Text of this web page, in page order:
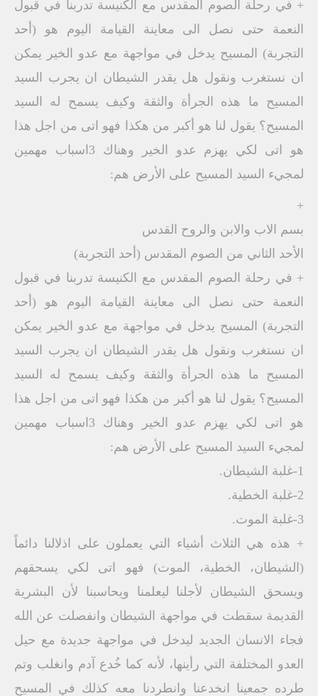
+ في رحلة الصوم المقدس مع الكنيسة تدربنا في قبول
النعمة حتى نصل الى معاينة القيامة اليوم هو (أحد
التجربة) المسيح يدخل في مواجهة مع عدو الخير يمكن
ان نستغرب ونقول هل يقدر الشيطان ان يجرب السيد
المسيح ما هذه الجرأة والثقة وكيف يسمح له السيد
المسيح؟ يقول لنا هو أكبر من هكذا فهو اتى من اجل هذا
هو اتى لكي يهزم عدو الخير وهناك 3اسباب مهمين
لمجيء السيد المسيح على الأرض هم:
+
بسم الاب والابن والروح القدس
الأحد الثاني من الصوم المقدس (أحد التجربة)
+ في رحلة الصوم المقدس مع الكنيسة تدربنا في قبول
النعمة حتى نصل الى معاينة القيامة اليوم هو (أحد
التجربة) المسيح يدخل في مواجهة مع عدو الخير يمكن
ان نستغرب ونقول هل يقدر الشيطان ان يجرب السيد
المسيح ما هذه الجرأة والثقة وكيف يسمح له السيد
المسيح؟ يقول لنا هو أكبر من هكذا فهو اتى من اجل هذا
هو اتى لكي يهزم عدو الخير وهناك 3اسباب مهمين
لمجيء السيد المسيح على الأرض هم:
1-غلبة الشيطان.
2-غلبة الخطية.
3-غلبة الموت.
+ هذه هي الثلاث أشياء التي يعملون على اذلالنا دائماً
(الشيطان، الخطية، الموت) فهو اتى لكي يسحقهم
ويسحق الشيطان لأجلنا ليعلمنا ويحاسبنا لأن البشرية
القديمة سقطت في مواجهة الشيطان وانفصلت عن الله
فجاء الانسان الجديد ليدخل في مواجهة جديدة مع حيل
العدو المختلفة التي رأينها، لأنه كما خُدع آدم وانغلب وتم
طرده جمعينا انخدعنا وانطردنا معه كذلك في المسيح